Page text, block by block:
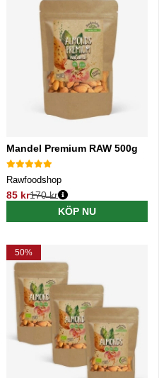
Mandel Premium RAW 500g
Rawfoodshop
85 kr
Ordinarie pris:
170 kr
KÖP NU
50%